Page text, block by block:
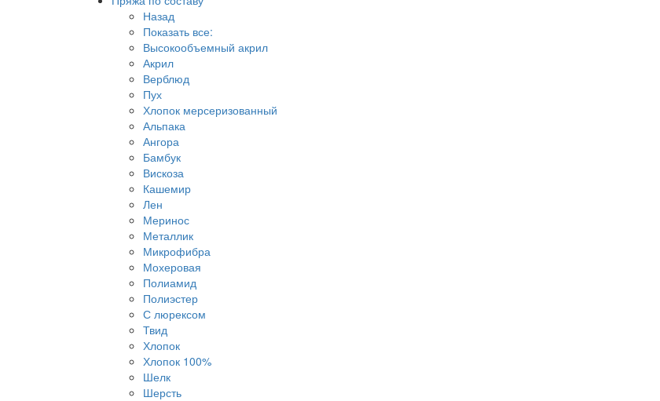
Назад
Показать все:
Высокообъемный акрил
Акрил
Верблюд
Пух
Хлопок мерсеризованный
Альпака
Ангора
Бамбук
Вискоза
Кашемир
Лен
Меринос
Металлик
Микрофибра
Мохеровая
Полиамид
Полиэстер
С люрексом
Твид
Хлопок
Хлопок 100%
Шелк
Шерсть